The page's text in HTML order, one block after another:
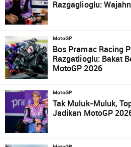
Razgaglioglu:
MotoGP
Bos Pramac Racing
Razgatlioglu: Bakat
MotoGP 2026
MotoGP
Tak Muluk-Muluk,
Jadikan MotoGP